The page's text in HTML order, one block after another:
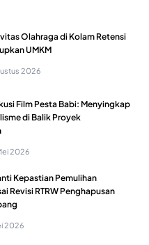
Olahraga di Kolam Retensi
UMKM
2026
Film Pesta Babi: Menyingkap
di Balik Proyek
2026
Kepastian Pemulihan
Revisi RTRW Penghapusan
2026